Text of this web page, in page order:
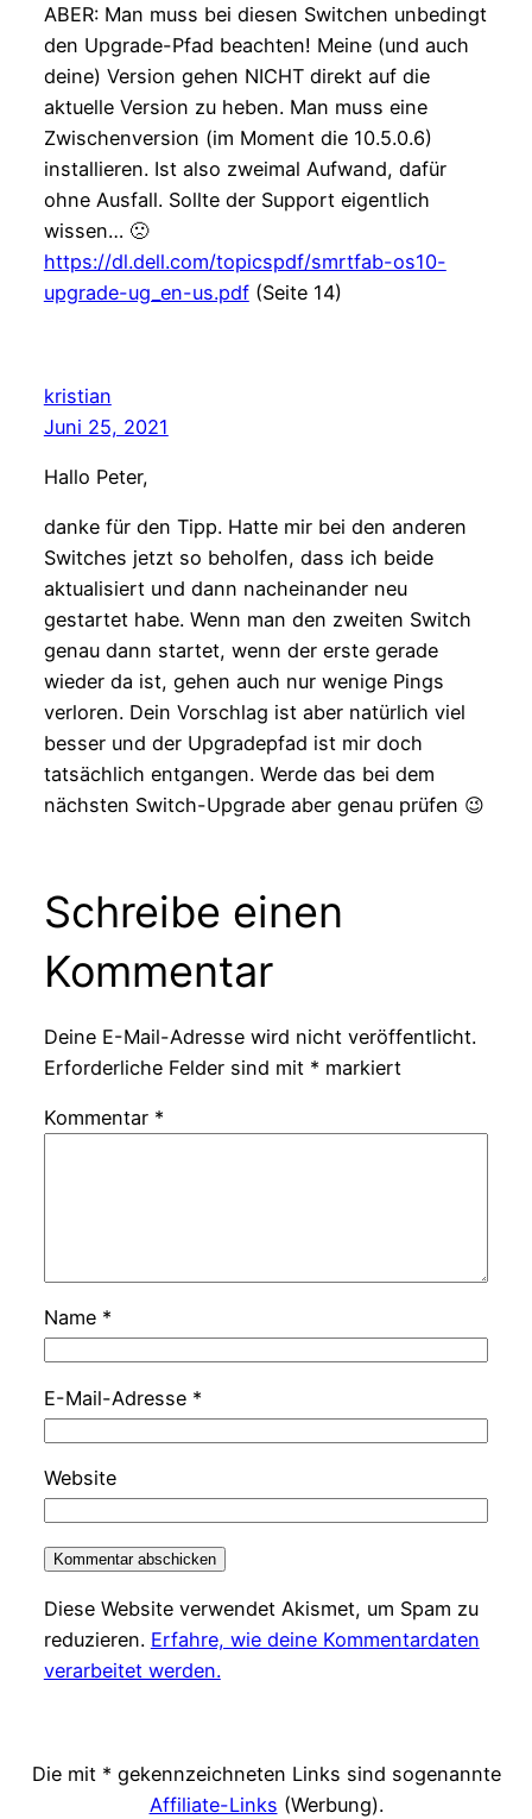
ABER: Man muss bei diesen Switchen unbedingt
den Upgrade-Pfad beachten! Meine (und auch
deine) Version gehen NICHT direkt auf die
aktuelle Version zu heben. Man muss eine
Zwischenversion (im Moment die 10.5.0.6)
installieren. Ist also zweimal Aufwand, dafür
ohne Ausfall. Sollte der Support eigentlich
wissen… 🙁
https://dl.dell.com/topicspdf/smrtfab-os10-
upgrade-ug_en-us.pdf(Seite 14)
kristian
Juni 25, 2021
Hallo Peter,
danke für den Tipp. Hatte mir bei den anderen
Switches jetzt so beholfen, dass ich beide
aktualisiert und dann nacheinander neu
gestartet habe. Wenn man den zweiten Switch
genau dann startet, wenn der erste gerade
wieder da ist, gehen auch nur wenige Pings
verloren. Dein Vorschlag ist aber natürlich viel
besser und der Upgradepfad ist mir doch
tatsächlich entgangen. Werde das bei dem
nächsten Switch-Upgrade aber genau prüfen 😉
Schreibe einen
Kommentar
Deine E-Mail-Adresse wird nicht veröffentlicht.
Erforderliche Felder sind mit * markiert
Kommentar *
Name *
E-Mail-Adresse *
Website
Diese Website verwendet Akismet, um Spam zu
reduzieren. Erfahre, wie deine Kommentardaten
verarbeitet werden.
Die mit * gekennzeichneten Links sind sogenannte
Affiliate-Links (Werbung).